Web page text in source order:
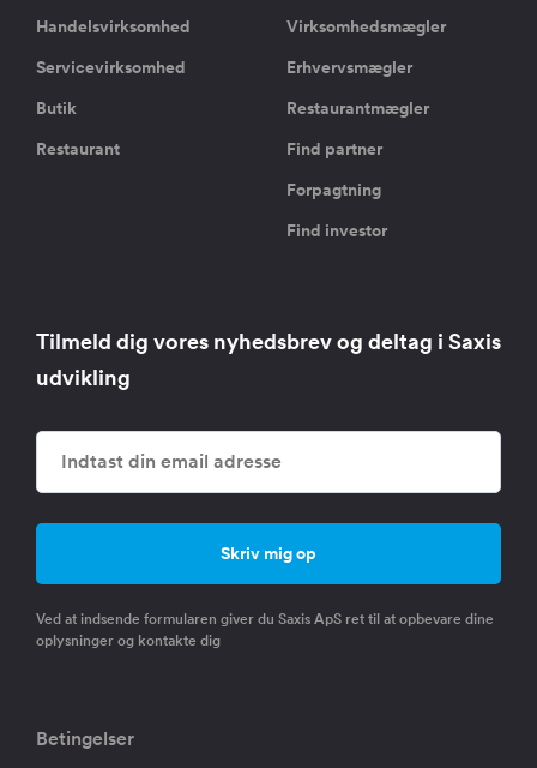
Handelsvirksomhed
Servicevirksomhed
Butik
Restaurant
Virksomhedsmægler
Erhvervsmægler
Restaurantmægler
Find partner
Forpagtning
Find investor
Tilmeld dig vores nyhedsbrev og deltag i Saxis
udvikling
Ved at indsende formularen giver du Saxis ApS ret til at opbevare dine
oplysninger og kontakte dig
Betingelser